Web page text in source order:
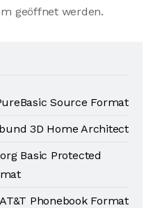
geöffnet werden.
Source Format
3D Home Architect
Basic Protected
AT&T Phonebook Format